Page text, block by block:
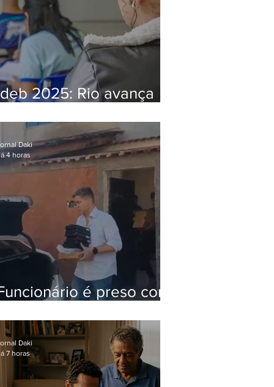
2025: Rio avança
da média nacional
é preso com
Hospital do Andaraí
Daki
4 horas
Daki
7 horas